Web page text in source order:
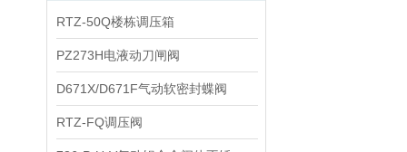
RTZ-50Q楼栋调压箱
PZ273H电液动刀闸阀
D671X/D671F气动软密封蝶阀
RTZ-FQ调压阀